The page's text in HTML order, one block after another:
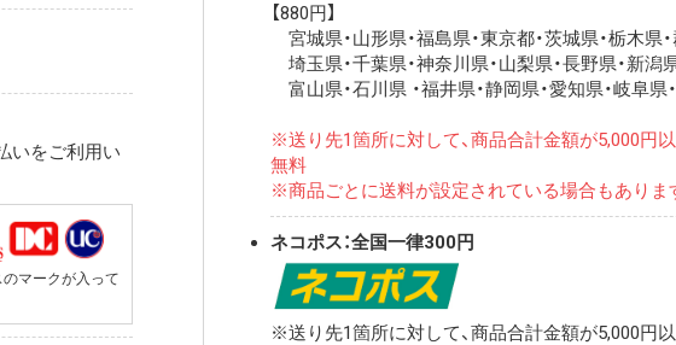
いをご利用い
のマークが入って
【880円】
宮城県・山形県・福島県・東京都・茨城県・栃木県
埼玉県・千葉県・神奈川県・山梨県・長野県・新潟
富山県・石川県 ・福井県・静岡県・愛知県・岐阜県
※送り先1箇所に対して、商品合計金額が5,000円
無料
※商品ごとに送料が設定されている場合もありま
ネコポス：全国一律300円
※送り先1箇所に対して、商品合計金額が5,000円